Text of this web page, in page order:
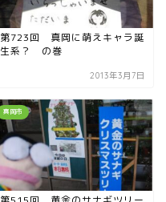
第723回 真岡に萌えキャラ誕
生系？ の巻
2013年3月7日
真岡市
下野市
益子町
茂木町
イスバックス